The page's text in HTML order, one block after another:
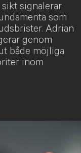
signalerar
som
Adrian
genom
både möjliga
inom